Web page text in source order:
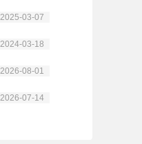
2025-03-07
2024-03-18
2026-08-01
2026-07-14